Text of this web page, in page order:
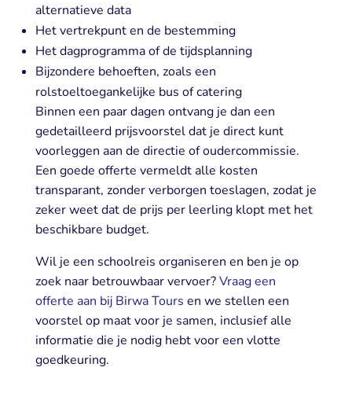
alternatieve data
Het vertrekpunt en de bestemming
Het dagprogramma of de tijdsplanning
Bijzondere behoeften, zoals een
rolstoeltoegankelijke bus of catering
Binnen een paar dagen ontvang je dan een
gedetailleerd prijsvoorstel dat je direct kunt
voorleggen aan de directie of oudercommissie.
Een goede offerte vermeldt alle kosten
transparant, zonder verborgen toeslagen, zodat je
zeker weet dat de prijs per leerling klopt met het
beschikbare budget.
Wil je een schoolreis organiseren en ben je op
zoek naar betrouwbaar vervoer?Vraag een
offerte aan bij Birwa Tours en we stellen een
voorstel op maat voor je samen, inclusief alle
informatie die je nodig hebt voor een vlotte
goedkeuring.